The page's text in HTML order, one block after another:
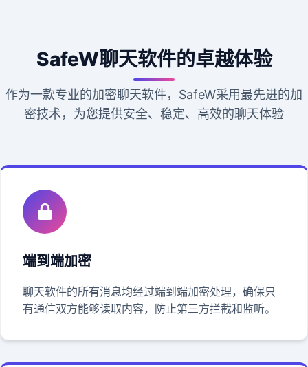
SafeW聊天软件的卓越体验
作为一款专业的加密聊天软件，SafeW采用最先进的加
密技术，为您提供安全、稳定、高效的聊天体验
端到端加密
聊天软件的所有消息均经过端到端加密处理，确保只
有通信双方能够读取内容，防止第三方拦截和监听。